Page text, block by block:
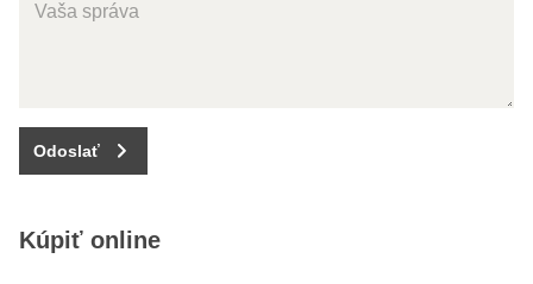
Odoslať
Kúpiť online